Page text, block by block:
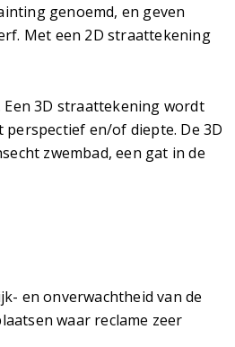
genoemd, en geven
Met een 2D straattekening
3D straattekening wordt
en/of diepte. De 3D
zwembad, een gat in de
en onverwachtheid van de
waar reclame zeer